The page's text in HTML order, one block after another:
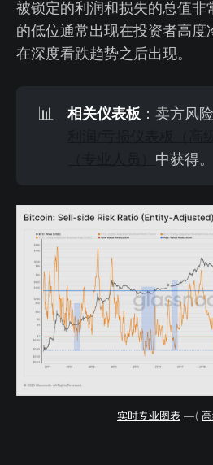
被锁定的利润和损失的总值非
的低位通常出现在投资者高度
在深度看跌趋势之后出现。
📊 相关仪表板 ：卖方风
利润/亏损仪表板（高
中获得。
实时专业图表 —(